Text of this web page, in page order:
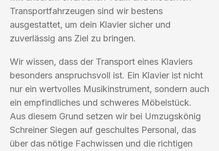
Transportfahrzeugen sind wir bestens
ausgestattet, um dein Klavier sicher und
zuverlässig ans Ziel zu bringen.
Wir wissen, dass der Transport eines Klaviers
besonders anspruchsvoll ist. Ein Klavier ist nicht
nur ein wertvolles Musikinstrument, sondern auch
ein empfindliches und schweres Möbelstück.
Aus diesem Grund setzen wir bei Umzugskönig
Schreiner Siegen auf geschultes Personal, das
über das nötige Fachwissen und die richtigen